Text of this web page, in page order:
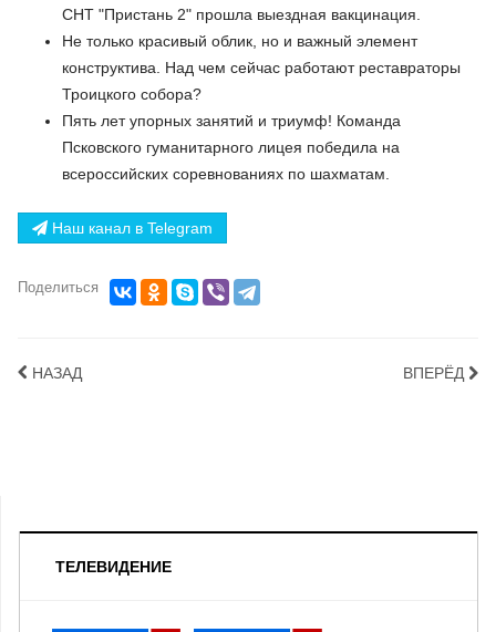
СНТ "Пристань 2" прошла выездная вакцинация.
Не только красивый облик, но и важный элемент
конструктива. Над чем сейчас работают реставраторы
Троицкого собора?
Пять лет упорных занятий и триумф! Команда
Псковского гуманитарного лицея победила на
всероссийских соревнованиях по шахматам.
Наш канал в Telegram
Поделиться
НАЗАД ВПЕРЁД
ТЕЛЕВИДЕНИЕ